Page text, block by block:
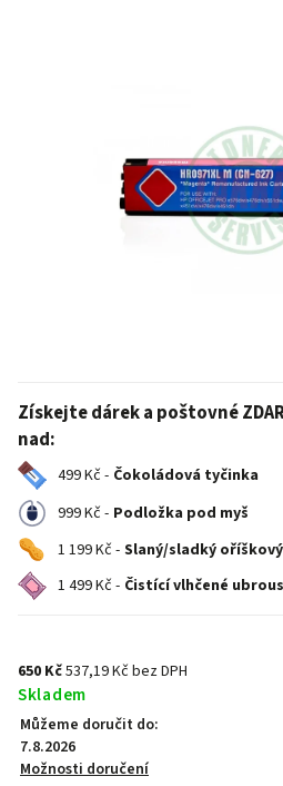
Získejte dárek a poštovné
nad:
499 Kč - Čokoládová tyčinka
999 Kč - Podložka pod myš
1 199 Kč - Slaný/sladký
1 499 Kč - Čistící vlhčené
650 Kč537,19 Kč bez DPH
Skladem
Můžeme doručit do:
7.8.2026
Možnosti doručení